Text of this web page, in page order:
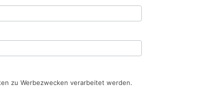
zu Werbezwecken verarbeitet werden.